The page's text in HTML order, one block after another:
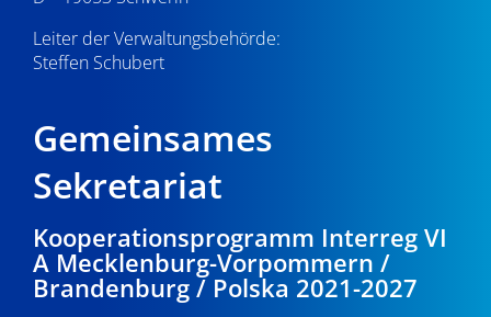
Leiter der Verwaltungsbehörde:
Steffen Schubert
Gemeinsames
Sekretariat
Kooperationsprogramm Interreg VI
A Mecklenburg-Vorpommern /
Brandenburg / Polska 2021-2027